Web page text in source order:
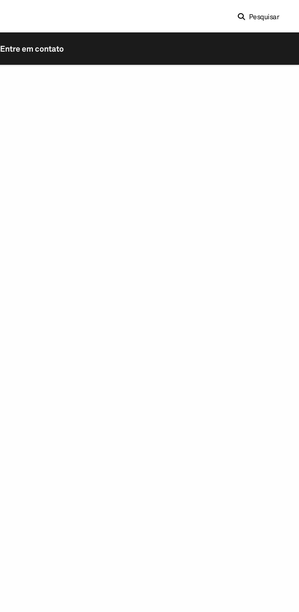
Pesquisar
Entre em contato